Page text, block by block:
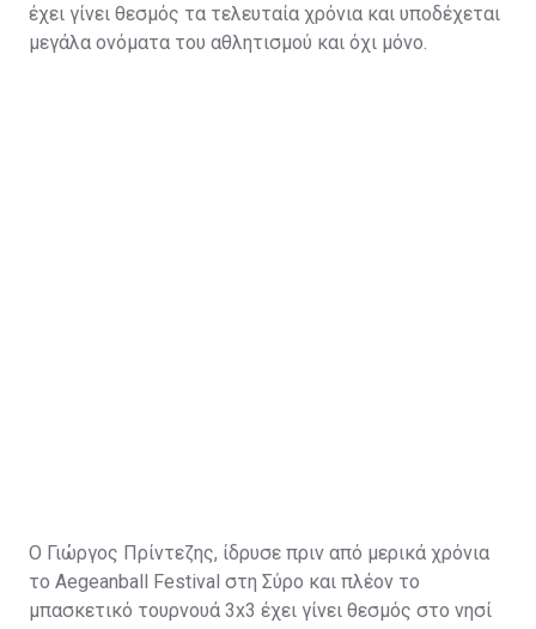
έχει γίνει θεσμός τα τελευταία χρόνια και υποδέχεται
μεγάλα ονόματα του αθλητισμού και όχι μόνο.
Ο Γιώργος Πρίντεζης, ίδρυσε πριν από μερικά χρόνια
το Aegeanball Festival στη Σύρο και πλέον το
μπασκετικό τουρνουά 3x3 έχει γίνει θεσμός στο νησί